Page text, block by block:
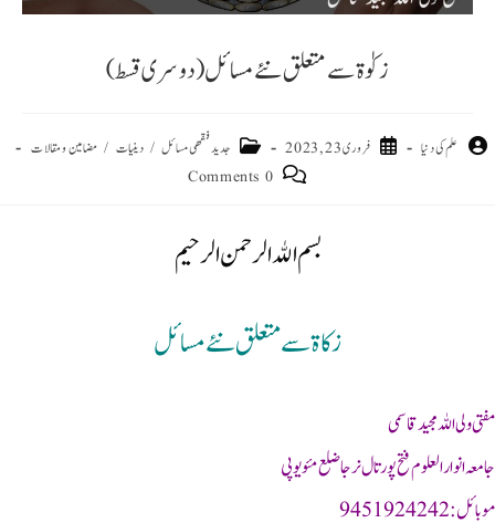
زکوٰۃ سے متعلق نئے مسائل(دوسری قسط)
علم کی دنیا فروری 23, 2023 جدید فقھی مسائل / دینیات / مضامین و مقالات
0 Comments
بسم الله الرحمن الرحيم
زکاۃ سے متعلق نئےمسائل
مفتی ولی اللہ مجید قاسمی
جامعہ انوار العلوم فتح پور تال نرجا ضلع مئو یوپی
موبائل: 9451924242